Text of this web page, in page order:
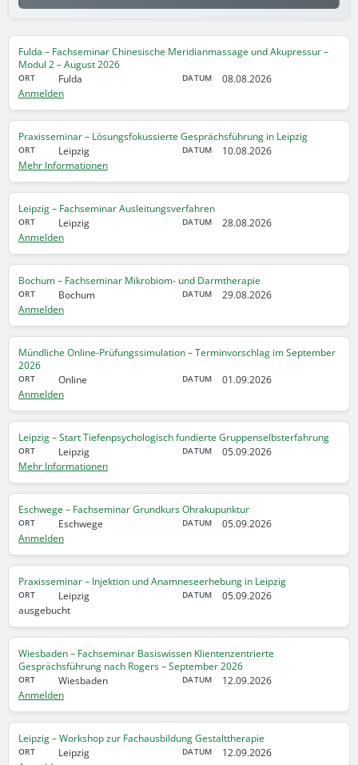
Fulda – Fachseminar Chinesische Meridianmassage und Akupressur –
Modul 2 – August 2026
Fulda
08.08.2026
Anmelden
Praxisseminar – Lösungsfokussierte Gesprächsführung in Leipzig
Leipzig
10.08.2026
Mehr Informationen
Leipzig – Fachseminar Ausleitungsverfahren
Leipzig
28.08.2026
Anmelden
Bochum – Fachseminar Mikrobiom- und Darmtherapie
Bochum
29.08.2026
Anmelden
Mündliche Online-Prüfungssimulation – Terminvorschlag im September
2026
Online
01.09.2026
Anmelden
Leipzig – Start Tiefenpsychologisch fundierte Gruppenselbsterfahrung
Leipzig
05.09.2026
Mehr Informationen
Eschwege – Fachseminar Grundkurs Ohrakupunktur
Eschwege
05.09.2026
Anmelden
Praxisseminar – Injektion und Anamneseerhebung in Leipzig
Leipzig
05.09.2026
ausgebucht
Wiesbaden – Fachseminar Basiswissen Klientenzentrierte
Gesprächsführung nach Rogers – September 2026
Wiesbaden
12.09.2026
Anmelden
Leipzig – Workshop zur Fachausbildung Gestalttherapie
Leipzig
12.09.2026